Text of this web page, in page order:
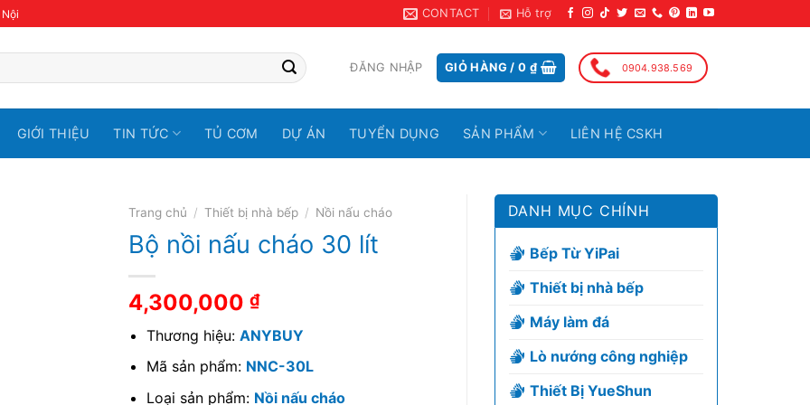
CONTACT Hỗ trợ
ĐĂNG NHẬP GIỎ HÀNG /0 ₫ 0904.938.569
GIỚI THIỆU TIN TỨC TỦ CƠM DỰ ÁN TUYỂN DỤNG SẢN PHẨM LIÊN HỆ CSKH
Trang chủ / Thiết bị nhà bếp / Nồi nấu cháo
Bộ nồi nấu cháo 30 lít
4,300,000 ₫
Thương hiệu:ANYBUY
Mã sản phẩm: NNC-30L
Loại sản phẩm: Nồi nấu cháo
DANH MỤC CHÍNH
Bếp Từ YiPai
Thiết bị nhà bếp
Máy làm đá
Lò nướng công nghiệp
Thiết Bị YueShun